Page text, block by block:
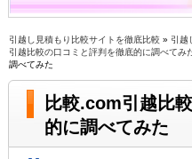
引越し見積もり比較サイトを徹底比較 » 引越
引越比較の口コミと評判を徹底的に調べてみ
調べてみた
比較.com引越比
的に調べてみた